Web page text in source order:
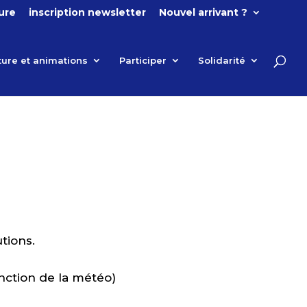
inscription newsletter Nouvel arrivant ?
et animations Participer Solidarité
de la météo)